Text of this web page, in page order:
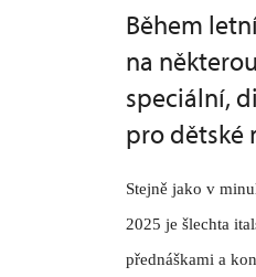
Během
na
speciální,
pro dětské
Stejně jako v
2025 je šlechta
přednáškami a